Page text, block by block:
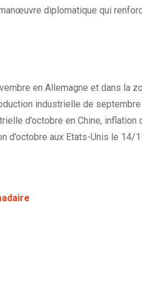
diplomatique qui
en Allemagne et dans la
industrielle de
d’octobre en Chine,
d’octobre aux Etats-Unis le 14/